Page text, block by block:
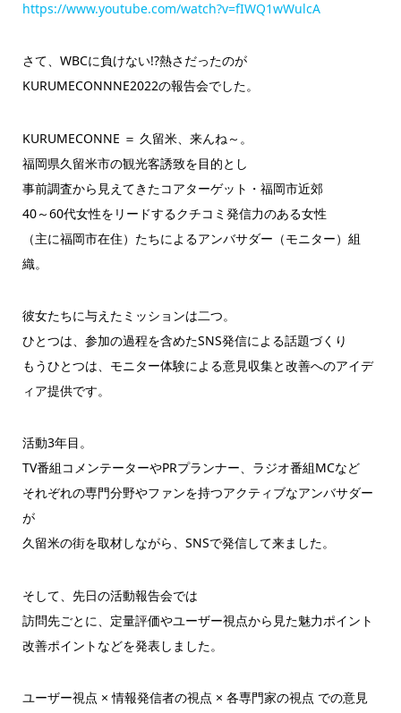
https://www.youtube.com/watch?v=fIWQ1wWulcA
さて、WBCに負けない!?熱さだったのが
KURUMECONNNE2022の報告会でした。
KURUMECONNE ＝ 久留米、来んね～。
福岡県久留米市の観光客誘致を目的とし
事前調査から見えてきたコアターゲット・福岡市近郊
40～60代女性をリードするクチコミ発信力のある女性
（主に福岡市在住）たちによるアンバサダー（モニター）組
織。
彼女たちに与えたミッションは二つ。
ひとつは、参加の過程を含めたSNS発信による話題づくり
もうひとつは、モニター体験による意見収集と改善へのアイデ
ィア提供です。
活動3年目。
TV番組コメンテーターやPRプランナー、ラジオ番組MCなど
それぞれの専門分野やファンを持つアクティブなアンバサダー
が
久留米の街を取材しながら、SNSで発信して来ました。
そして、先日の活動報告会では
訪問先ごとに、定量評価やユーザー視点から見た魅力ポイント
改善ポイントなどを発表しました。
ユーザー視点 × 情報発信者の視点 × 各専門家の視点 での意見